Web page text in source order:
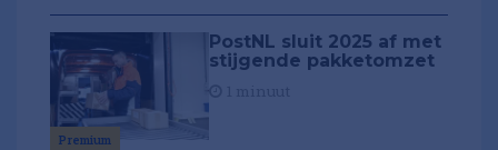
Premium
PostNL sluit 2025 af met
stijgende pakketomzet